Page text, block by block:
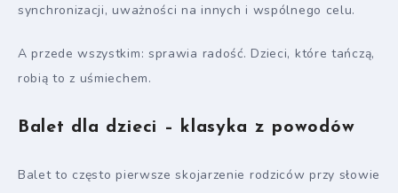
synchronizacji, uważności na innych i wspólnego celu.
A przede wszystkim: sprawia radość. Dzieci, które tańczą,
robią to z uśmiechem.
Balet dla dzieci – klasyka z powodów
Balet to często pierwsze skojarzenie rodziców przy słowie